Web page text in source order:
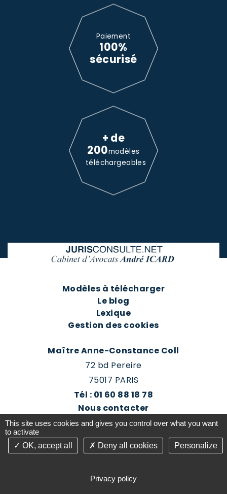
Paiement
100%
sécurisé
+ de
200modèles
téléchargeables
Modèles à télécharger
Le blog
Lexique
Gestion des cookies
Maître Anne-Constance Coll
72 bd Pereire
75017 PARIS
Tél : 01 60 88 18 78
Nous contacter
Prendre rendez-vous
This site uses cookies and gives you control over what you want
to activate
OK, accept all
Deny all cookies Personalize
Privacy policy